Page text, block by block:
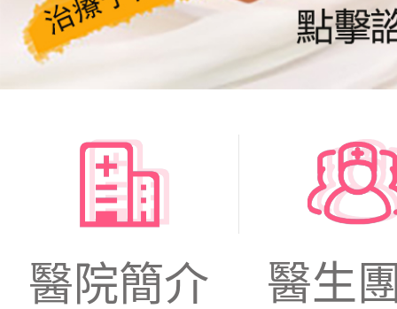
醫院簡介 醫生